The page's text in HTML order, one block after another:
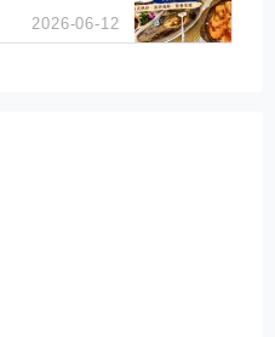
2026-06-12